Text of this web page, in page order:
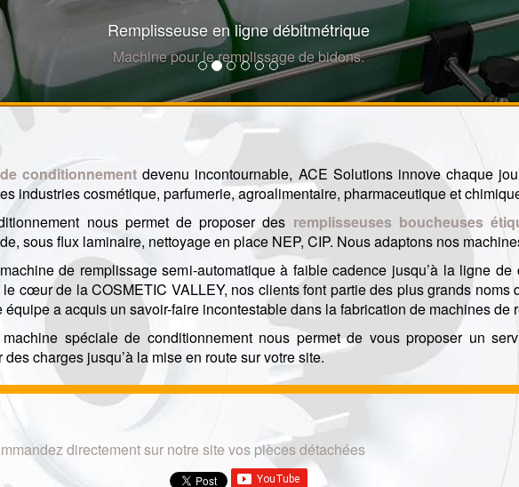
Remplisseuse en ligne débitmétrique
Machine pour le remplissage de bidons.
conditionnement devenu incontournable, ACE Solutions innove chaque
industries cosmétique, parfumerie, agroalimentaire, pharmaceutique et
nous permet de proposer des remplisseuses boucheuses
sous flux laminaire, nettoyage en place NEP, CIP. Nous adaptons nos
de remplissage semi-automatique à faible cadence jusqu’à la ligne
cœur de la COSMETIC VALLEY, nos clients font partie des plus grands noms
a acquis un savoir-faire incontestable dans la fabrication de machines de
spéciale de conditionnement nous permet de vous proposer un
charges jusqu’à la mise en route sur votre site.
directement sur notre site vos pièces détachées